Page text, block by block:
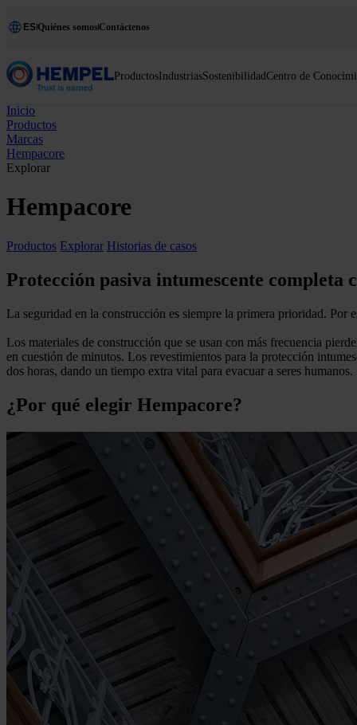
ESQuiénes somosContáctenos
ProductosIndustriasSostenibilidadCentro de
Inicio
Productos
Marcas
Hempacore
Explorar
Hempacore
Productos Explorar Historias de casos
Protección pasiva intumescente completa
La seguridad en la construcción es siempre la primera prioridad. Por
Los materiales de construcción que se usan con más frecuencia
en cuestión de minutos. Los revestimientos para la protección
dos horas, dando un tiempo extra vital para evacuar a seres humanos.
¿Por qué elegir Hempacore?